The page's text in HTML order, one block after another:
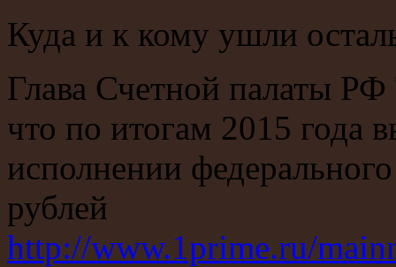
Куда и к кому ушли
Глава Счетной палаты
что по итогам 2015 года
исполнении
рублей
http://www.1prime.ru/